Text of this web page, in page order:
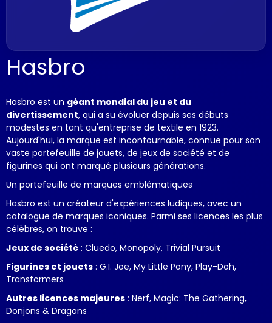
Hasbro
Hasbro est un géant mondial du jeu et du
divertissement, qui a su évoluer depuis ses débuts
modestes en tant qu'entreprise de textile en 1923.
Aujourd'hui, la marque est incontournable, connue pour son
vaste portefeuille de jouets, de jeux de société et de
figurines qui ont marqué plusieurs générations.
Un portefeuille de marques emblématiques
Hasbro est un créateur d'expériences ludiques, avec un
catalogue de marques iconiques. Parmi ses licences les plus
célèbres, on trouve :
Jeux de société : Cluedo, Monopoly, Trivial Pursuit
Figurines et jouets : G.I. Joe, My Little Pony, Play-Doh,
Transformers
Autres licences majeures : Nerf, Magic: The Gathering,
Donjons & Dragons